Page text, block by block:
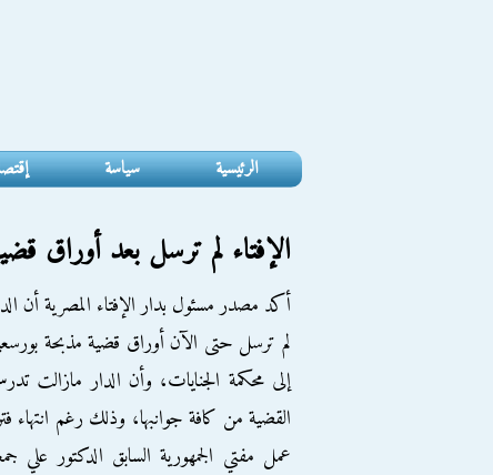
الرئيسية سياسة
الإفتاء لم ترسل بعد أوراق
أكد مصدر مسئول بدار الإفتاء المصرية أن
لم ترسل حتى الآن أوراق قضية مذبحة
إلى محكمة الجنايات، وأن الدار مازالت
القضية من كافة جوانبها، وذلك رغم انتهاء
عمل مفتي الجمهورية السابق الدكتور علي